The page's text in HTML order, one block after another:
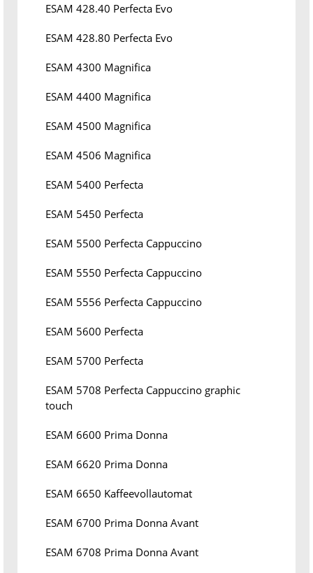
ESAM 428.40 Perfecta Evo
ESAM 428.80 Perfecta Evo
ESAM 4300 Magnifica
ESAM 4400 Magnifica
ESAM 4500 Magnifica
ESAM 4506 Magnifica
ESAM 5400 Perfecta
ESAM 5450 Perfecta
ESAM 5500 Perfecta Cappuccino
ESAM 5550 Perfecta Cappuccino
ESAM 5556 Perfecta Cappuccino
ESAM 5600 Perfecta
ESAM 5700 Perfecta
ESAM 5708 Perfecta Cappuccino graphic
touch
ESAM 6600 Prima Donna
ESAM 6620 Prima Donna
ESAM 6650 Kaffeevollautomat
ESAM 6700 Prima Donna Avant
ESAM 6708 Prima Donna Avant